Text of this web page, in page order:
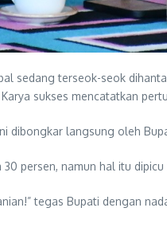
sedang terseok-seok
sukses mencatatkan
dibongkar langsung oleh
persen, namun hal itu
tegas Bupati dengan